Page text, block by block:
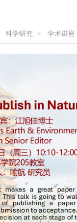
科学研究 > 学术讲座